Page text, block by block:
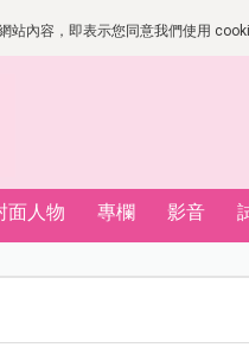
內容，即表示您同意我們使用
面人物 專欄 影音